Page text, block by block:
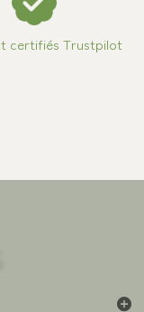
certifiés Trustpilot